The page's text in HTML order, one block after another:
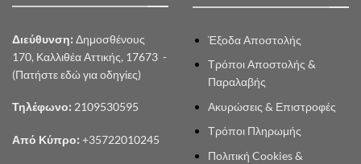
Διεύθυνση: Δημοσθένους
170, Καλλιθέα Αττικής, 17673 -
(Πατήστε εδώ για οδηγίες)
Τηλέφωνο: 2109530595
Από Κύπρο: +35722010245
Έξοδα Αποστολής
Τρόποι Αποστολής &
Παραλαβής
Ακυρώσεις & Επιστροφές
Τρόποι Πληρωμής
Πολιτική Cookies &